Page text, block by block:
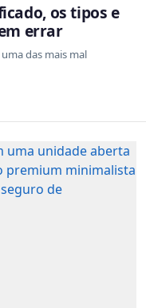
os tipos e
errar
das mais mal